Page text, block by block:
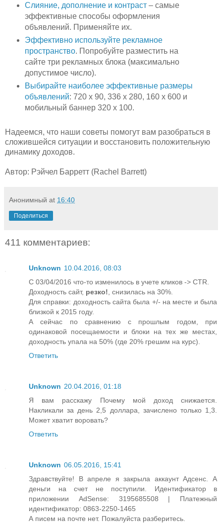
Слияние, дополнение и контраст– самые
эффективные способы оформления
объявлений. Применяйте их.
Эффективно используйте рекламное
пространство. Попробуйте разместить на
сайте три рекламных блока (максимально
допустимое число).
Выбирайте наиболее эффективные размеры
объявлений: 720 x 90, 336 x 280, 160 x 600 и
мобильный баннер 320 x 100.
Надеемся, что наши советы помогут вам разобраться в
сложившейся ситуации и восстановить положительную
динамику доходов.
Автор: Рэйчел Барретт (Rachel Barrett)
Анонимный at 16:40
Поделиться
411 комментариев:
Unknown 10.04.2016, 08:03
С 03/04/2016 что-то изменилось в учете кликов -> CTR.
Доходность сайт, резко! , снизилась на 30%.
Для справки: доходность сайта была +/- на месте и была
близкой к 2015 году.
А сейчас по сравнению с прошлым годом, при
одинаковой посещаемости и блоки на тех же местах,
доходность упала на 50% (где 20% грешим на курс).
Ответить
Unknown 20.04.2016, 01:18
Я вам расскажу Почему мой доход снижается.
Накликали за день 2,5 доллара, зачислено только 1,3.
Может хватит воровать?
Ответить
Unknown 06.05.2016, 15:41
Здравствуйте! В апреле я закрыла аккаунт Адсенс. А
деньги на счет не поступили. Идентификатор в
приложении AdSense: 3195685508 | Платежный
идентификатор: 0863-2250-1465
А писем на почте нет. Пожалуйста разберитесь.